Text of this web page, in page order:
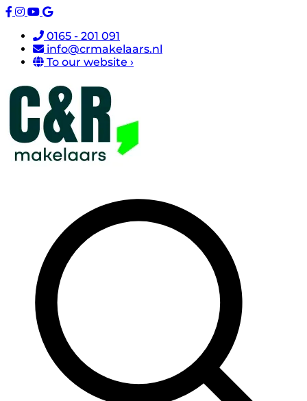
0165 - 201 091
info@crmakelaars.nl
To our website ›